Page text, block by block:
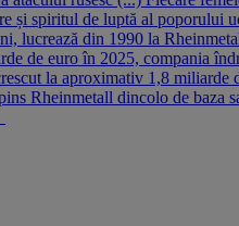
și spiritul de luptă al poporului
lucrează din 1990 la
de euro în 2025, compania
la aproximativ 1,8 miliarde
Rheinmetall dincolo de baza